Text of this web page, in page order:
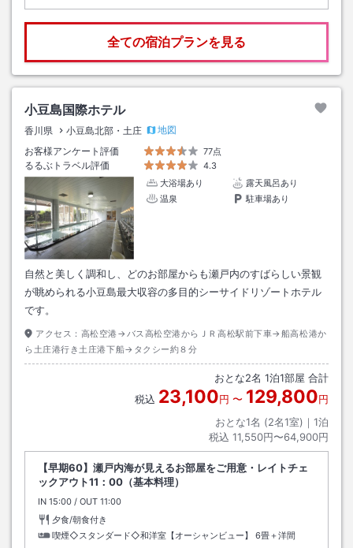
全ての宿泊プランを見る
小豆島国際ホテル
香川県 小豆島北部・土庄
地図
お客様アンケート評価
77点
るるぶトラベル評価
4.3
大浴場あり
露天風呂あり
温泉
駐車場あり
自然と美しく調和し、どのお部屋からも瀬戸内のすばらしい景観
が眺められる小豆島最大収容の多目的シーサイドリゾートホテル
です。
アクセス： 高松空港→バス高松空港からＪＲ高松駅前下車→船高松港か
ら土庄港行き土庄港下船→タクシー約８分
おとな2名 1泊1部屋 合計
税込 23,100円 〜 129,800円
おとな1名 (2名1室)｜ 1泊
税込 11,550円〜64,900円
【早期60】瀬戸内海が見えるお部屋をご用意・レイトチェ
ックアウト11：00（基本料理）
IN チェックイン
15:00 / OUT チェックアウト
11:00
夕食/朝食付き
喫煙◇スタンダード◇和洋室【オーシャンビュー】
6畳＋洋間